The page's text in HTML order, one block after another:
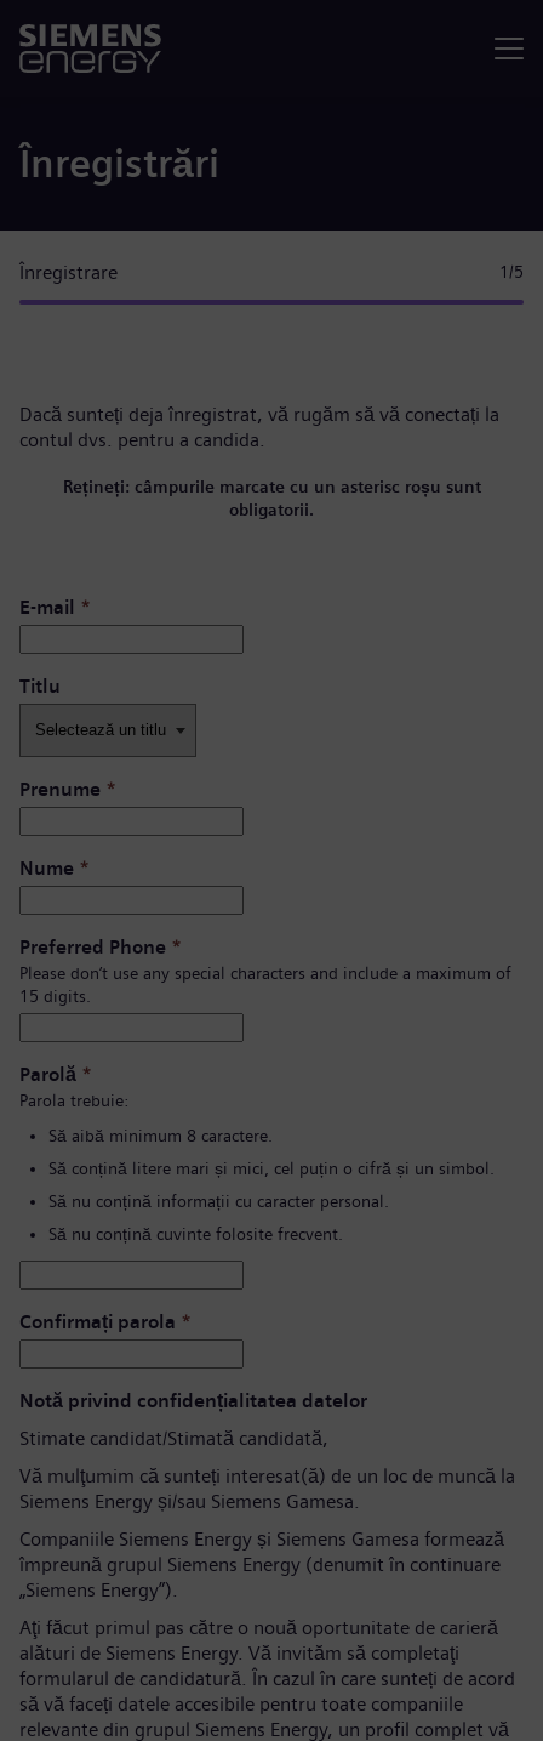
Înregistrări
Înregistrare 1 /5
Dacă sunteți deja înregistrat, vă rugăm să vă conectați la
contul dvs. pentru a candida.
Rețineți: câmpurile marcate cu un asterisc roșu sunt
obligatorii.
E-mail *
Titlu
Prenume *
Nume *
Preferred Phone *
Please don’t use any special characters and include a maximum of
15 digits.
Parolă *
Parola trebuie:
Să aibă minimum 8 caractere.
Să conțină litere mari și mici, cel puțin o cifră și un simbol.
Să nu conțină informații cu caracter personal.
Să nu conțină cuvinte folosite frecvent.
Confirmați parola *
Notă privind confidențialitatea datelor
Stimate candidat/Stimată candidată,
Vă mulţumim că sunteți interesat(ă) de un loc de muncă la
Siemens Energy și/sau Siemens Gamesa.
Companiile Siemens Energy și Siemens Gamesa formează
împreună grupul Siemens Energy (denumit în continuare
„Siemens Energy”).
Aţi făcut primul pas către o nouă oportunitate de carieră
alături de Siemens Energy. Vă invităm să completaţi
formularul de candidatură. În cazul în care sunteți de acord
să vă faceți datele accesibile pentru toate companiile
relevante din grupul Siemens Energy, un profil complet vă